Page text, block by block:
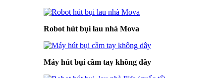
Robot hút bụi lau nhà Mova
Máy hút bụi cầm tay không dây